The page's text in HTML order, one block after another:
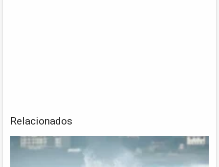
Relacionados